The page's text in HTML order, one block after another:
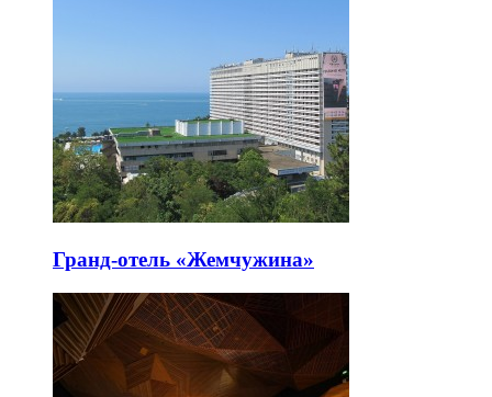
Гранд-отель «Жемчужина»